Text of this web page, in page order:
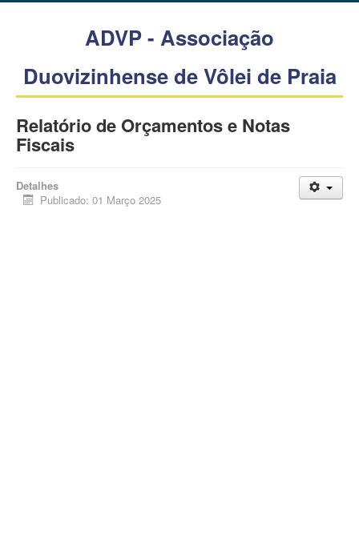
ADVP - Associação
Duovizinhense de Vôlei de Praia
Relatório de Orçamentos e Notas
Fiscais
Detalhes
Publicado: 01 Março 2025